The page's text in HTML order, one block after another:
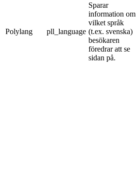
Polylang pll_language
Sparar
information om
vilket språk
(t.ex. svenska)
besökaren
föredrar att se
sidan på.